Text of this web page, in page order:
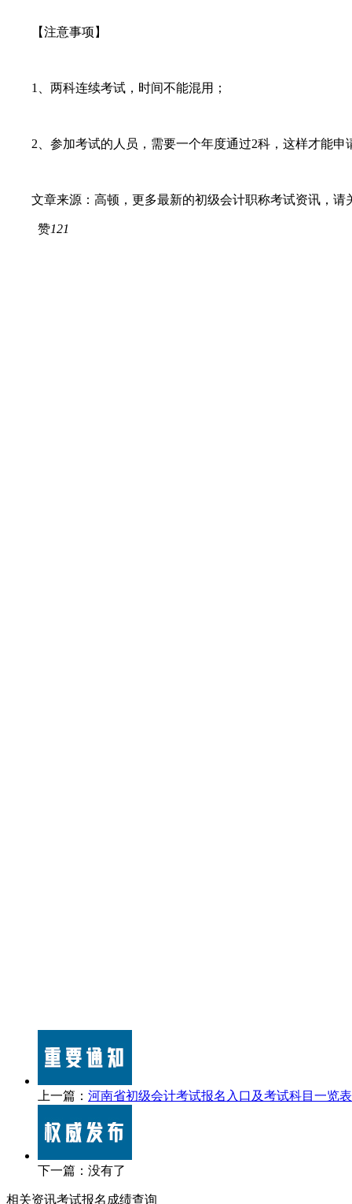
【注意事项】
1、两科连续考试，时间不能混用；
2、参加考试的人员，需要一个年度通过2科，这样才能申
文章来源：高顿，更多最新的初级会计职称考试资讯，请
赞121
上一篇： 河南省初级会计考试报名入口及考试科目一览
下一篇：没有了
相关资讯考试报名 成绩查询